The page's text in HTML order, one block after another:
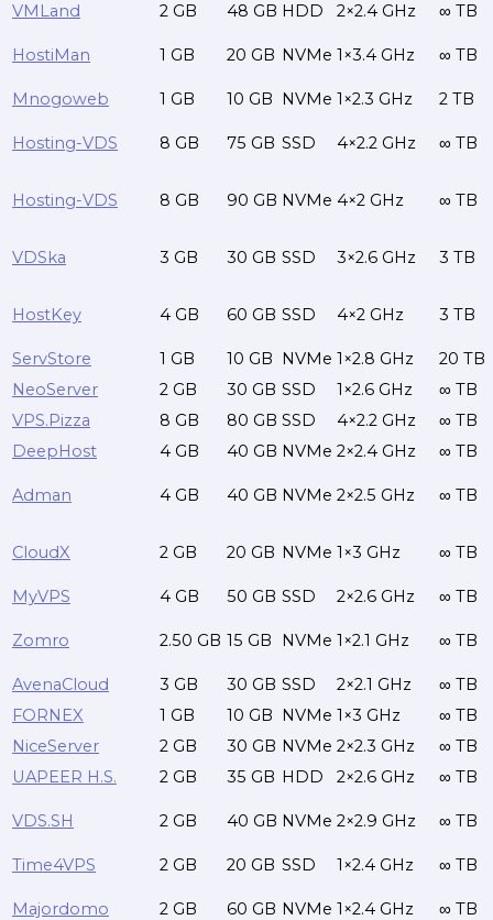
VMLand 2 GB 48 GB HDD 2×2.4 GHz ∞ TB
HostiMan 1 GB 20 GB NVMe 1×3.4 GHz ∞ TB
Mnogoweb 1 GB 10 GB NVMe 1×2.3 GHz 2 TB
Hosting-VDS 8 GB 75 GB SSD 4×2.2 GHz ∞ TB
Hosting-VDS 8 GB 90 GB NVMe 4×2 GHz ∞ TB
VDSka 3 GB 30 GB SSD 3×2.6 GHz 3 TB
HostKey 4 GB 60 GB SSD 4×2 GHz 3 TB
ServStore 1 GB 10 GB NVMe 1×2.8 GHz
20 TB
NeoServer
2 GB 30 GB SSD 1×2.6 GHz
∞ TB
VPS.Pizza
8 GB 80 GB SSD 4×2.2 GHz
∞ TB
DeepHost
4 GB 40 GB NVMe 2×2.4 GHz ∞ TB
Adman 4 GB 40 GB NVMe 2×2.5 GHz ∞ TB
CloudX 2 GB 20 GB NVMe 1×3 GHz ∞ TB
MyVPS 4 GB 50 GB SSD 2×2.6 GHz ∞ TB
Zomro 2.50 GB 15 GB NVMe 1×2.1 GHz ∞ TB
AvenaCloud 3 GB 30 GB SSD 2×2.1 GHz
∞ TB
FORNEX
1 GB 10 GB NVMe 1×3 GHz
∞ TB
NiceServer
2 GB 30 GB NVMe 2×2.3 GHz
∞ TB
UAPEER H.S.
2 GB 35 GB HDD 2×2.6 GHz ∞ TB
VDS.SH 2 GB 40 GB NVMe 2×2.9 GHz ∞ TB
Time4VPS 2 GB 20 GB SSD 1×2.4 GHz ∞ TB
Majordomo 2 GB 60 GB NVMe 1×2.4 GHz ∞ TB